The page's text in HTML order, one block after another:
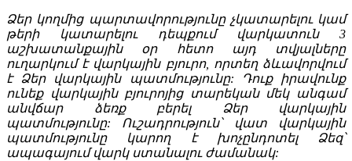
Ձեր կողմից պարտավորությունը չկատարելու կամ
թերի կատարելու դեպքում վարկատուն 3
աշխատանքային օր հետո այդ տվյալները
ուղարկում է վարկային բյուրո, որտեղ ձևավորվում
է Ձեր վարկային պատմությունը: Դուք իրավունք
ունեք վարկային բյուրոյից տարեկան մեկ անգամ
անվճար ձեռք բերել Ձեր վարկային
պատմությունը: Ուշադրություն՝ վատ վարկային
պատմությունը կարող է խոչընդոտել Ձեզ՝
ապագայում վարկ ստանալու ժամանակ: